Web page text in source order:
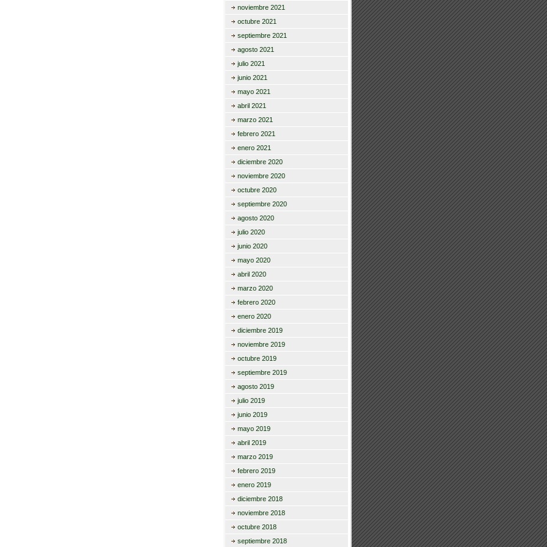
noviembre 2021
octubre 2021
septiembre 2021
agosto 2021
julio 2021
junio 2021
mayo 2021
abril 2021
marzo 2021
febrero 2021
enero 2021
diciembre 2020
noviembre 2020
octubre 2020
septiembre 2020
agosto 2020
julio 2020
junio 2020
mayo 2020
abril 2020
marzo 2020
febrero 2020
enero 2020
diciembre 2019
noviembre 2019
octubre 2019
septiembre 2019
agosto 2019
julio 2019
junio 2019
mayo 2019
abril 2019
marzo 2019
febrero 2019
enero 2019
diciembre 2018
noviembre 2018
octubre 2018
septiembre 2018